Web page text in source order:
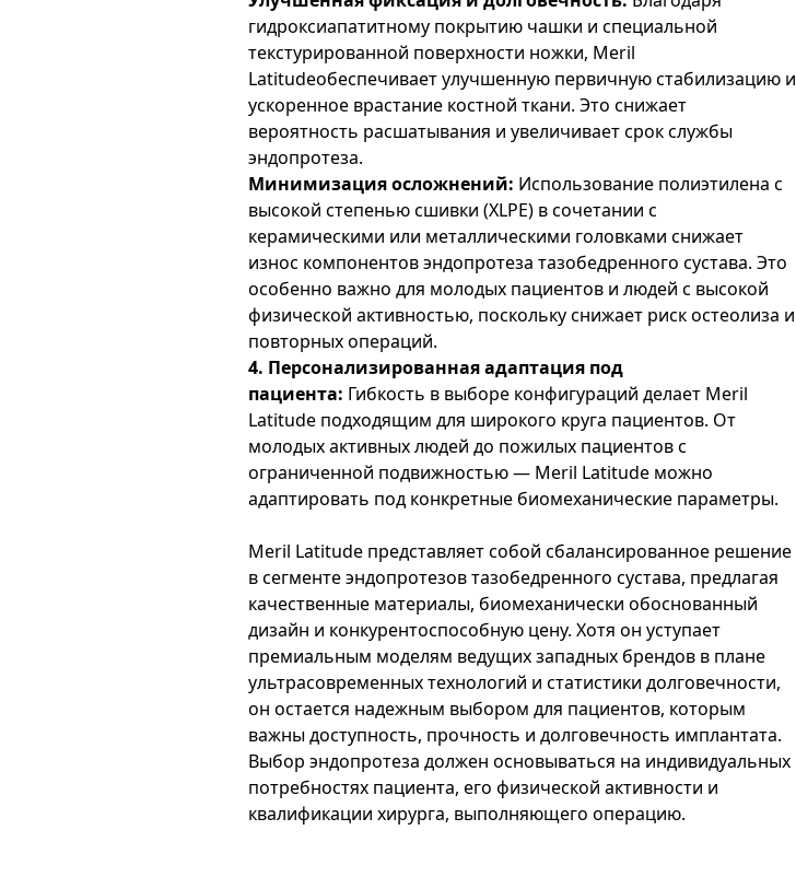
гидроксиапатитному покрытию чашки и специальной
текстурированной поверхности ножки, Meril
Latitudeобеспечивает улучшенную первичную стабилизацию и
ускоренное врастание костной ткани. Это снижает
вероятность расшатывания и увеличивает срок службы
эндопротеза.
Минимизация осложнений: Использование полиэтилена с
высокой степенью сшивки (XLPE) в сочетании с
керамическими или металлическими головками снижает
износ компонентов эндопротеза тазобедренного сустава. Это
особенно важно для молодых пациентов и людей с высокой
физической активностью, поскольку снижает риск остеолиза и
повторных операций.
4. Персонализированная адаптация под
пациента: Гибкость в выборе конфигураций делает Meril
Latitude подходящим для широкого круга пациентов. От
молодых активных людей до пожилых пациентов с
ограниченной подвижностью — Meril Latitude можно
адаптировать под конкретные биомеханические параметры.
Meril Latitude представляет собой сбалансированное решение
в сегменте эндопротезов тазобедренного сустава, предлагая
качественные материалы, биомеханически обоснованный
дизайн и конкурентоспособную цену. Хотя он уступает
премиальным моделям ведущих западных брендов в плане
ультрасовременных технологий и статистики долговечности,
он остается надежным выбором для пациентов, которым
важны доступность, прочность и долговечность имплантата.
Выбор эндопротеза должен основываться на индивидуальных
потребностях пациента, его физической активности и
квалификации хирурга, выполняющего операцию.